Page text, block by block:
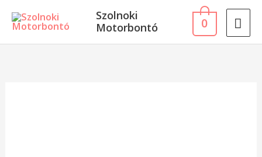
content
Szolnoki
Motorbontó
0